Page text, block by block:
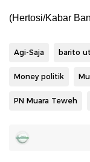
(Hertosi/Kabar
Agi-Saja barito
Money politik
PN Muara Teweh